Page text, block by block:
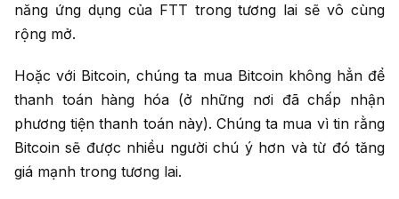
năng ứng dụng của FTT trong tương lai sẽ vô cùng
rộng mở.
Hoặc với Bitcoin, chúng ta mua Bitcoin không hẳn để
thanh toán hàng hóa (ở những nơi đã chấp nhận
phương tiện thanh toán này). Chúng ta mua vì tin rằng
Bitcoin sẽ được nhiều người chú ý hơn và từ đó tăng
giá mạnh trong tương lai.